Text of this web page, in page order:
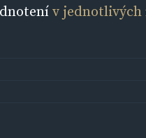
v jednotlivých